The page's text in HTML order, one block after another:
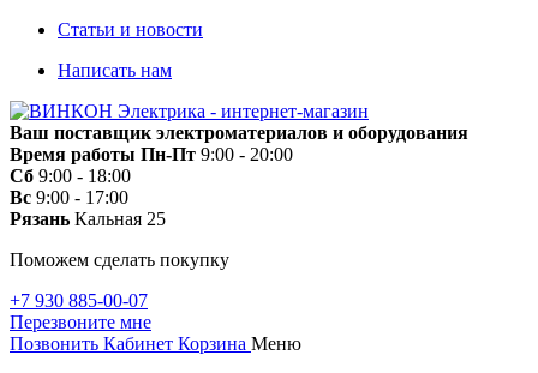
Статьи и новости
Написать нам
Ваш поставщик электроматериалов и оборудования
Время работы Пн-Пт 9:00 - 20:00
Сб 9:00 - 18:00
Вс 9:00 - 17:00
Рязань Кальная 25
Поможем сделать покупку
+7 930 885-00-07
Перезвоните мне
Позвонить Кабинет Корзина Меню